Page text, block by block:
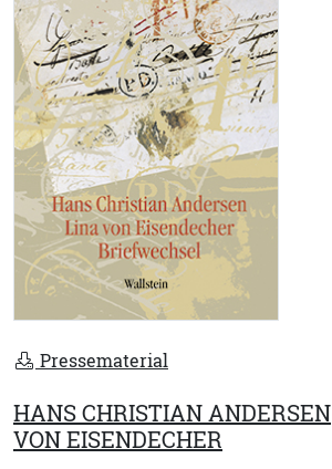
Pressematerial
HANS CHRISTIAN ANDERSEN
VON EISENDECHER